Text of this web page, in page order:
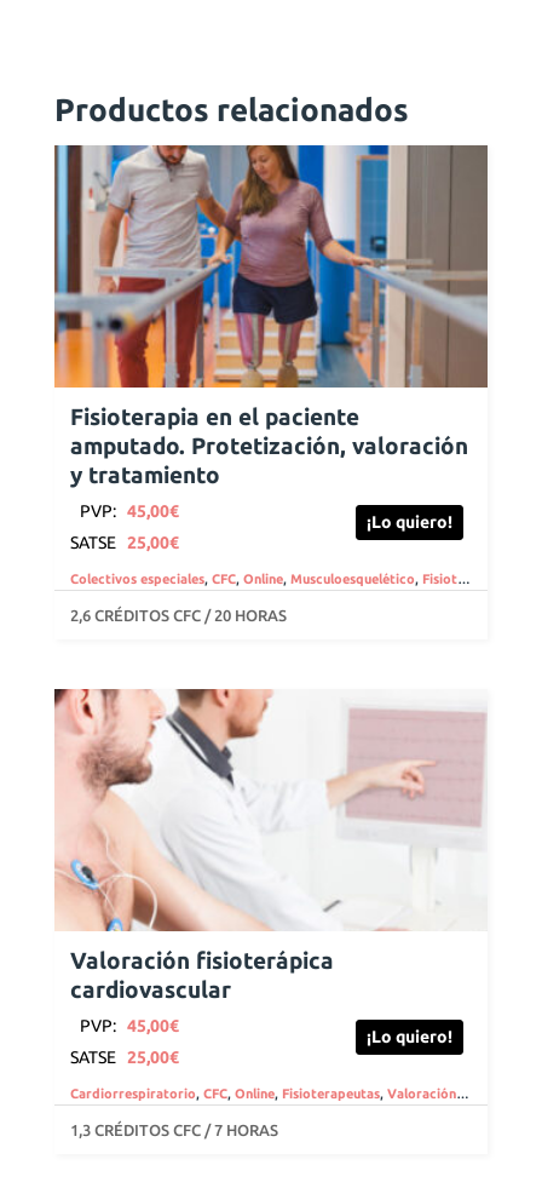
Productos relacionados
Fisioterapia en el paciente
amputado. Protetización, valoración
y tratamiento
PVP: 45,00€
SATSE
25,00€
¡Lo quiero!
Colectivos especiales, CFC, Online, Musculoesquelético, Fisioterapeutas
2,6 CRÉDITOS CFC / 20 HORAS
Valoración fisioterápica
cardiovascular
PVP: 45,00€
SATSE
25,00€
¡Lo quiero!
Cardiorrespiratorio, CFC, Online, Fisioterapeutas, Valoración e imagen clínica
1,3 CRÉDITOS CFC / 7 HORAS